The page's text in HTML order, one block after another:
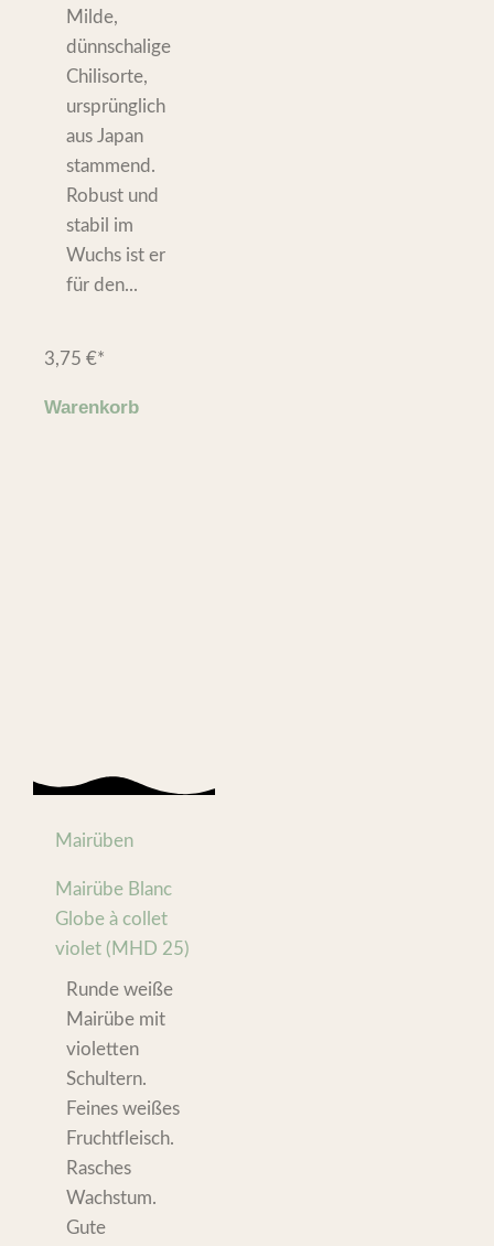
Milde,
dünnschalige
Chilisorte,
ursprünglich
aus Japan
stammend.
Robust und
stabil im
Wuchs ist er
für den...
3,75 €*
Warenkorb
Mairüben
Mairübe Blanc
Globe à collet
violet (MHD 25)
Runde weiße
Mairübe mit
violetten
Schultern.
Feines weißes
Fruchtfleisch.
Rasches
Wachstum.
Gute